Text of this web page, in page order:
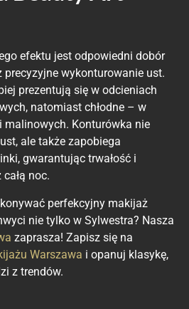
efektu jest odpowiedni dobór
precyzyjne wykonturowanie ust.
prezentują się w odcieniach
natomiast chłodne – w
Konturówka nie
ale także zapobiega
gwarantując trwałość i
noc.
perfekcyjny makijaż
nie tylko w Sylwestra? Nasza
zaprasza! Zapisz się na
Warszawa i opanuj klasykę,
z trendów.